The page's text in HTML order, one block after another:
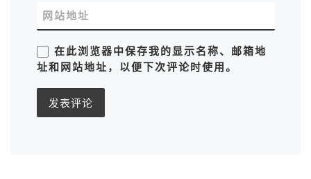
网站地址
在此浏览器中保存我的显示名称、邮箱地
址和网站地址，以便下次评论时使用。